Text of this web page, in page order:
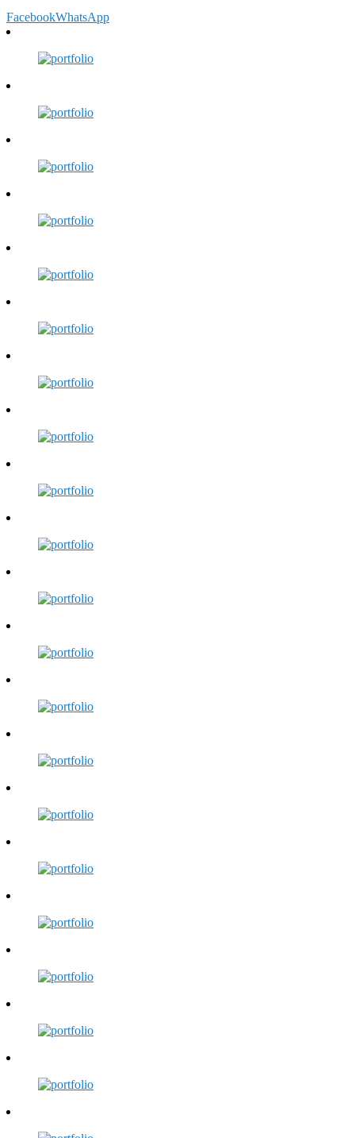
FacebookWhatsApp